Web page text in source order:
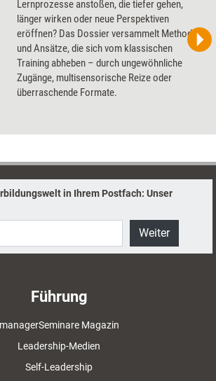
Lernprozesse anstoßen, die tiefer gehen,
länger wirken oder neue Perspektiven
eröffnen? Das Dossier versammelt Methoden
und Ansätze, die sich vom klassischen
Training abheben – durch ungewöhnliche
Zugänge, multisensorische Reize oder
überraschende Formate.
in Ihrem Postfach: Unser
Weiter
Führung
managerSeminare Magazin
Leadership-Medien
Self-Leadership